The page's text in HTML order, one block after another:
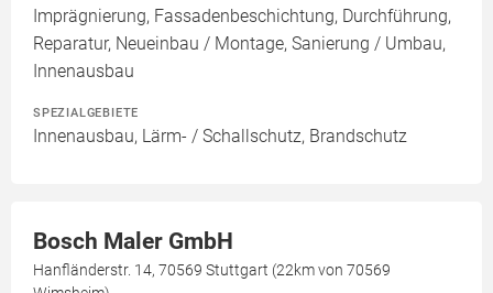
Imprägnierung, Fassadenbeschichtung, Durchführung,
Reparatur, Neueinbau / Montage, Sanierung / Umbau,
Innenausbau
SPEZIALGEBIETE
Innenausbau, Lärm- / Schallschutz, Brandschutz
Bosch Maler GmbH
Hanfländerstr. 14, 70569 Stuttgart (22km von 70569